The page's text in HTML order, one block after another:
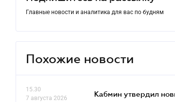
Главные новости и аналитика для вас по будням
Похожие новости
15.30
7 августа 2026
Кабмин утвердил